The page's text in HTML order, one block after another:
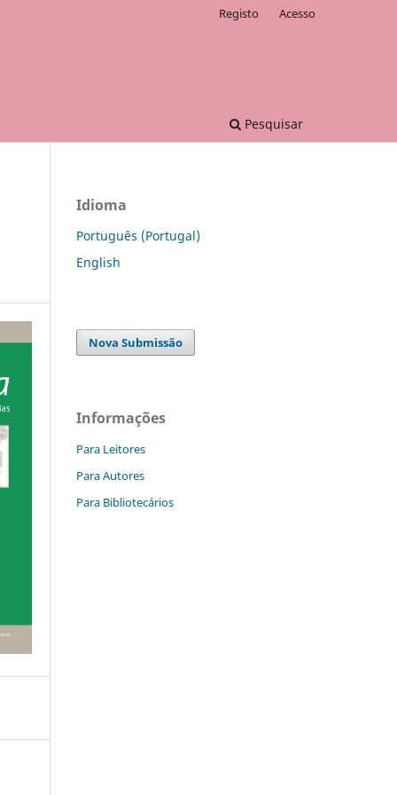
Pesquisar
Registo Acesso
Idioma
Português (Portugal)
English
Nova Submissão
Informações
Para Leitores
Para Autores
Para Bibliotecários